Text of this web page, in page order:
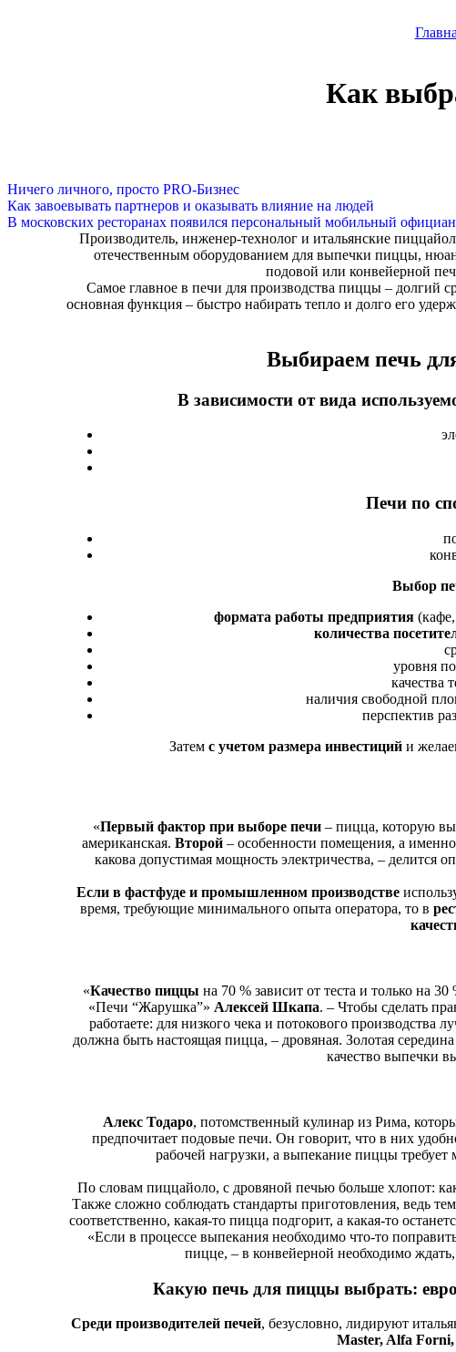
Как
Ничего личного, просто PRO-Бизнес
Как завоевывать партнеров и оказывать влияние на людей
В московских ресторанах появился персональный мобильный
Производитель, инженер-технолог и итальянские
отечественным оборудованием для выпечки пиццы,
подовой или конвейерной
Самое главное в печи для производства пиццы – долгий
основная функция – быстро набирать тепло и долго его
Выбираем печь
В зависимости от вида
Печи по
Выбор
формата работы предприятия
количества
уровня
качества
наличия свободной
перспектив
Затем с учетом размера инвестиций и
«Первый фактор при выборе печи– пицца, которую вы
американская. Второй – особенности помещения, а
какова допустимая мощность электричества, – делится
Если в фастфуде и промышленном производстве
время, требующие минимального опыта оператора, то в
«Качество пиццы на 70 % зависит от теста и только на
«Печи “Жарушка”» Алексей Шкапа. – Чтобы сделать
работаете: для низкого чека и потокового производства
должна быть настоящая пицца, – дровяная. Золотая
качество выпечки
Алекс Тодаро, потомственный кулинар из Рима,
предпочитает подовые печи. Он говорит, что в них
рабочей нагрузки, а выпекание пиццы требует
По словам пиццайоло, с дровяной печью больше хлопот:
Также сложно соблюдать стандарты приготовления, ведь
соответственно, какая-то пицца подгорит, а какая-то
«Если в процессе выпекания необходимо что-то
пицце, – в конвейерной необходимо
Какую печь для пиццы выбрать:
Среди производителей печей, безусловно, лидируют
Master, Alfa